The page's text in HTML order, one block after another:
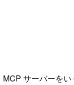
サーバーを